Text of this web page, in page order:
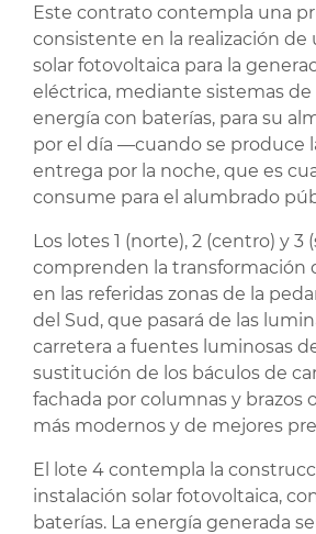
Este contrato contempla una
consistente en la realización de
solar fotovoltaica para la
eléctrica, mediante sistemas
energía con baterías, para su
por el día —cuando se produce
entrega por la noche, que es
consume para el alumbrado
Los lotes 1 (norte), 2 (centro) y 3
comprenden la transformación
en las referidas zonas de la
del Sud, que pasará de las
carretera a fuentes luminosas
sustitución de los báculos de
fachada por columnas y brazos
más modernos y de mejores
El lote 4 contempla la
instalación solar fotovoltaica,
baterías. La energía generada